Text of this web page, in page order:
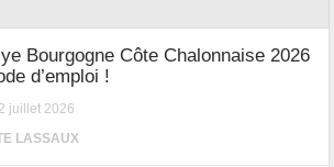
Bourgogne Côte Chalonnaise 2026
d’emploi !
juillet 2026
LASSAUX